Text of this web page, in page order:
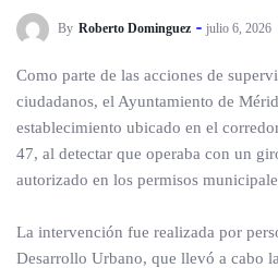
By Roberto Dominguez julio 6, 2026
Como parte de las acciones de
ciudadanos, el Ayuntamiento de
establecimiento ubicado en el
47, al detectar que operaba con un
autorizado en los permisos
La intervención fue realizada por
Desarrollo Urbano, que llevó a cabo